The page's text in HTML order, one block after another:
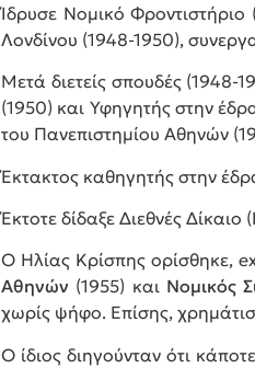
Ίδρυσε Νομικό
Λονδίνου (1948-1950),
Μετά διετείς σπουδές (1948-
(1950) και Υφηγητής στην
του Πανεπιστημίου Αθηνών
Έκτακτος καθηγητής στην
Έκτοτε δίδαξε Διεθνές
Ο Ηλίας Κρίσπης ορίσθηκε,
Αθηνών (1955) και Νομικός
χωρίς ψήφο. Επίσης,
Ο ίδιος διηγούνταν ότι